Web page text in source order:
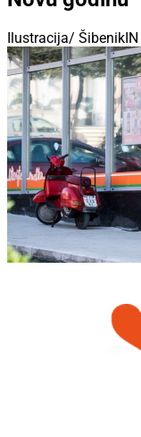
Ilustracija/ ŠibenikIN